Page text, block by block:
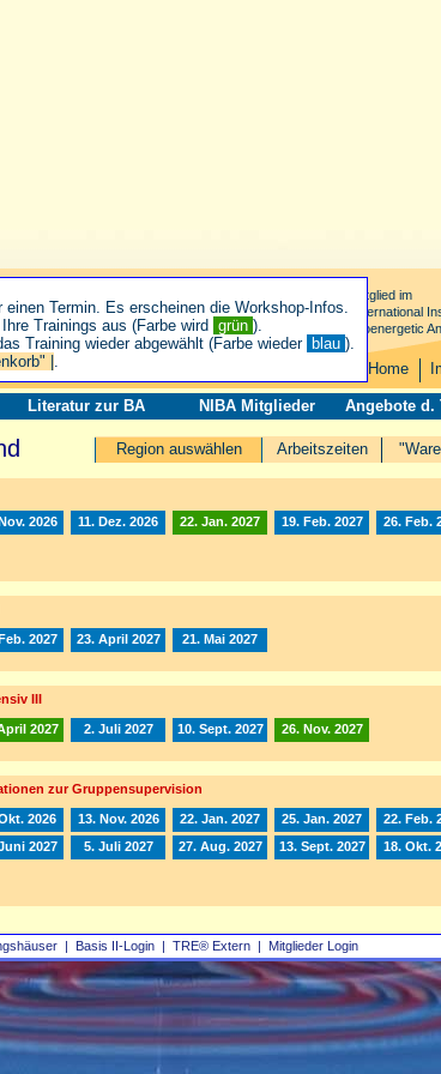
| Basis II‑Login | TRE® Extern | Mitglieder Login
Mitglied im
International
Bioenergetic
Home
Literatur zur BA NIBA Mitglieder Angebote d.
Arbeitszeiten
Region auswählen
2026 11. Dez. 2026 22. Jan. 2027 19. Feb. 2027
26. Feb.
2027 23. April 2027 21. Mai 2027
III
2027 2. Juli 2027 10. Sept. 2027 26. Nov. 2027
zur Gruppensupervision
2026 13. Nov. 2026 22. Jan. 2027 25. Jan. 2027
22. Feb.
2027 5. Juli 2027 27. Aug. 2027 13. Sept. 2027
18. Okt.
einen Termin. Es erscheinen die Workshop-Infos.
Trainings aus (Farbe wird grün ).
Training wieder abgewählt (Farbe wieder blau ).
| .